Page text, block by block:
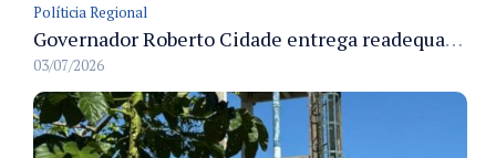
Políticia Regional
Governador Roberto Cidade entrega readequação do ambulatório da FCecon e amplia capacidade de atendimento oncológico em Manaus
03/07/2026